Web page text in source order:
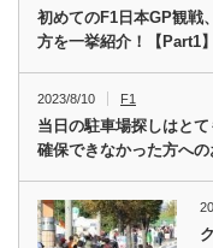
初めてのF1日本GP観戦
方を一挙紹介！【Part1】
2023/8/10 F1
当日の駐車場探しはと
確保できなかった方へ